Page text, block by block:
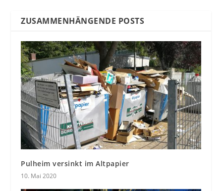
ZUSAMMENHÄNGENDE POSTS
Pulheim versinkt im Altpapier
10. Mai 2020